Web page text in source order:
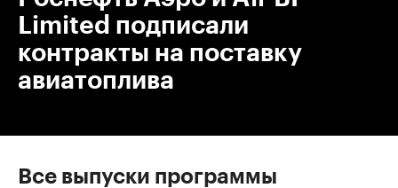
Limited подписали
контракты на поставку
авиатоплива
Все выпуски программы